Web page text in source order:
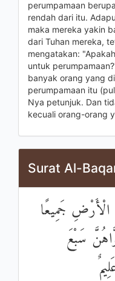
perumpamaan
rendah dari itu.
maka mereka yakin
dari Tuhan mereka,
mengatakan:
untuk
banyak orang yang
perumpamaan itu
Nya petunjuk. Dan
kecuali orang-orang
Surat Al-
جَمِيعًا
سَبْعَ